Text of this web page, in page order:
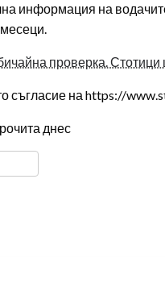
информация на
проверка. Стотици
съгласие на https://
днес